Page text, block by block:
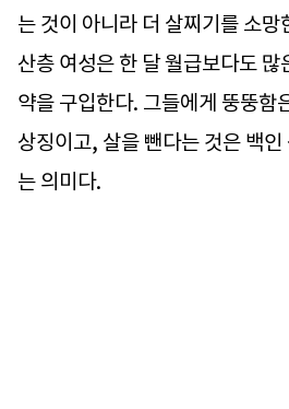
는 것이 아니라 더 살찌기를 소
산층 여성은 한 달 월급보다도
약을 구입한다. 그들에게 뚱뚱함
상징이고, 살을 뺀다는 것은 백
는 의미다.